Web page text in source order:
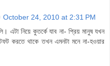
October 24, 2010 at 2:31 PM
এটা নিয়ে কুতর্কে যাব না- প্রিয় মানুষ যখন
করতে থাকে তখন এমনটা মনে না-হওয়ার